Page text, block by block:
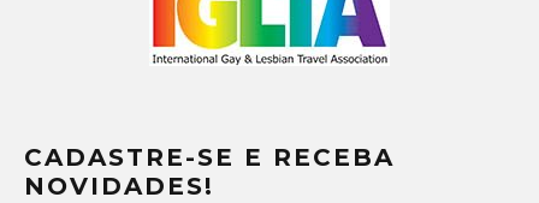
CADASTRE-SE E RECEBA
NOVIDADES!